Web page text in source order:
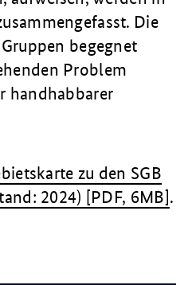
Die
begegnet
Problem
handhabbarer
zu den SGB
2024) [PDF, 6MB].